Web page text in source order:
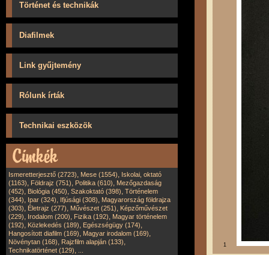
Történet és technikák
Diafilmek
Link gyűjtemény
Rólunk írták
Technikai eszközök
Ismeretterjesztő (2723), Mese (1554), Iskolai, oktató
(1163), Földrajz (751), Politika (610), Mezőgazdaság
(452), Biológia (450), Szakoktató (398), Történelem
(344), Ipar (324), Ifjúsági (308), Magyarország földrajza
(303), Életrajz (277), Művészet (251), Képzőművészet
(229), Irodalom (200), Fizika (192), Magyar történelem
(192), Közlekedés (189), Egészségügy (174),
Hangosított diafilm (169), Magyar irodalom (169),
Növénytan (168), Rajzfilm alapján (133),
Technikatörténet (129),
1